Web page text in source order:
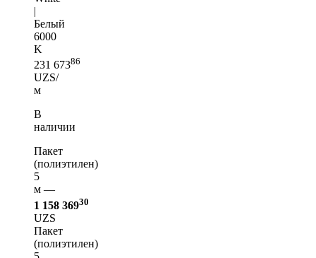
|
Белый
6000
K
231 67386
UZS/
м
В
наличии
Пакет
(полиэтилен)
5
м —
1 158 36930
UZS
Пакет
(полиэтилен)